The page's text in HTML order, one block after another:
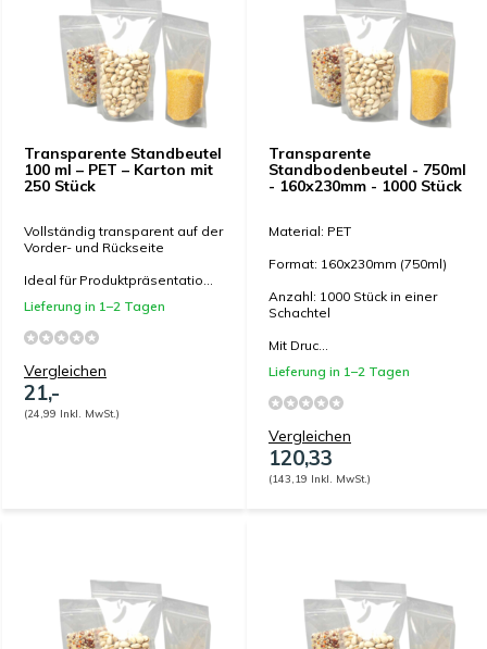
Transparente Standbeutel
100 ml – PET – Karton mit
250 Stück
Vollständig transparent auf der
Vorder- und Rückseite
Ideal für Produktpräsentatio...
Lieferung in 1–2 Tagen
Vergleichen
21,-
(24,99 Inkl. MwSt.)
Transparente
Standbodenbeutel - 750ml
- 160x230mm - 1000 Stück
Material: PET
Format: 160x230mm (750ml)
Anzahl: 1000 Stück in einer
Schachtel
Mit Druc...
Lieferung in 1–2 Tagen
Vergleichen
120,33
(143,19 Inkl. MwSt.)